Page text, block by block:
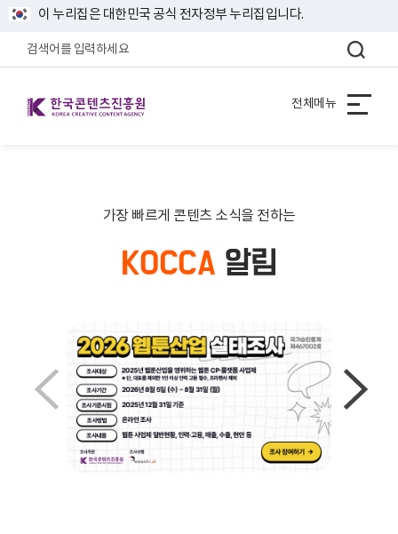
이 누리집은 대한민국 공식 전자정부 누리집입니다.
한국콘텐츠진흥원 KOREA CREATIVE CONTENT AGENCY 전체메뉴
가장 빠르게 콘텐츠 소식을 전하는
KOCCA 알림